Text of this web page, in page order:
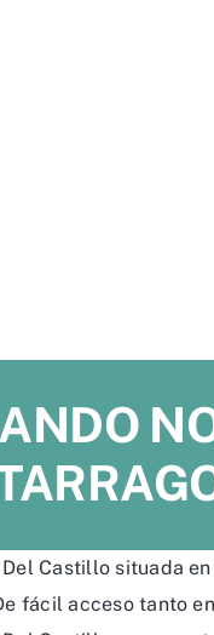
Castillo situada
fácil acceso tanto